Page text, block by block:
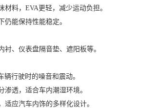
料，EVA更轻，减少运动负担。
能保持性能稳定。
、仪表盘隔音垫、遮阳板等。
行驶时的噪音和震动。
透，适合车内潮湿环境。
应汽车内饰的多样化设计。